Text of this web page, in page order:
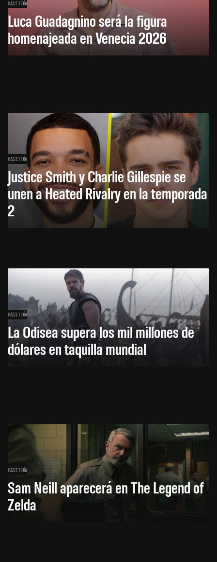
HACE 1 DÍA
Luca Guadagnino será la figura
homenajeada en Venecia 2026
HACE 1 DÍA
Justice Smith y Charlie Gillespie se
unen a Heated Rivalry en la temporada
2
HACE 1 DÍA
La Odisea supera los mil millones de
dólares en taquilla mundial
HACE 1 DÍA
Sam Neill aparecerá en The Legend of
Zelda